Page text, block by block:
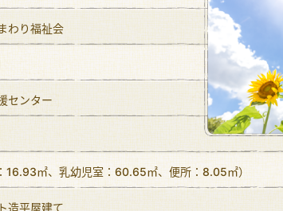
わり福祉会
センター
16.93㎡、乳幼児室：60.65㎡、便所：8.05㎡）
造平屋建て